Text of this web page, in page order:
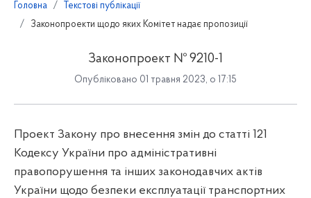
Головна
Текстові публікації
Законопроекти щодо яких Комітет надає пропозиції
Законопроект № 9210-1
Опубліковано 01 травня 2023, о 17:15
Проект Закону про внесення змін до статті 121
Кодексу України про адміністративні
правопорушення та інших законодавчих актів
України щодо безпеки експлуатації транспортних